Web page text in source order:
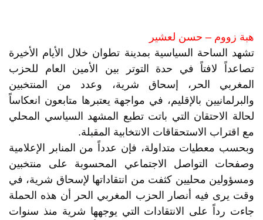
هبة زووم – حسن لعشير
تشهد الساحة السياسية بمدينة تطوان خلال الأيام الأخيرة
تصاعداً لافتاً في حدة التوتر بين الأمين العام للحزب
المغربي الحر، إسحاق شرية، وعدد من المنتخبين
والبرلمانيين بالإقليم، في مواجهة يعتبرها متابعون انعكاساً
لحالة الاحتقان التي باتت تطبع المشهد السياسي المحلي
مع اقتراب الاستحقاقات الانتخابية المقبلة.
وبحسب معطيات متداولة، فإن عدداً من المنابر الإعلامية
وصفحات التواصل الاجتماعي المحسوبة على منتخبين
ومسؤولين محليين كثفت من انتقاداتها لإسحاق شرية، في
وقت يرى فيه أنصار الحزب المغربي الحر أن هذه الحملة
جاءت رداً على الانتقادات التي يوجهها شرية منذ سنوات